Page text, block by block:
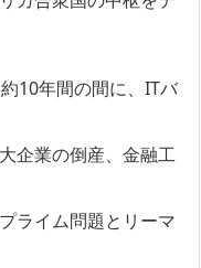
10年間の間に、ITバ
企業の倒産、金融工
ライム問題とリーマ